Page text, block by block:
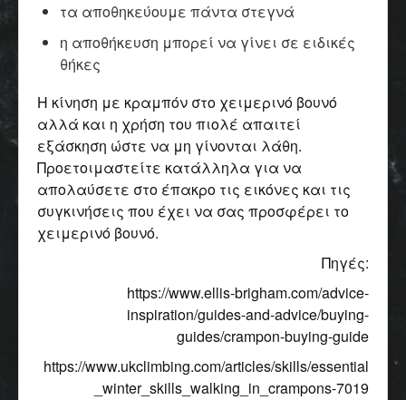
τα αποθηκεύουμε πάντα στεγνά
η αποθήκευση μπορεί να γίνει σε ειδικές
θήκες
Η κίνηση με κραμπόν στο χειμερινό βουνό
αλλά και η χρήση του πιολέ απαιτεί
εξάσκηση ώστε να μη γίνονται λάθη.
Προετοιμαστείτε κατάλληλα για να
απολαύσετε στο έπακρο τις εικόνες και τις
συγκινήσεις που έχει να σας προσφέρει το
χειμερινό βουνό.
Πηγές:
https://www.ellis-brigham.com/advice-
inspiration/guides-and-advice/buying-
guides/crampon-buying-guide
https://www.ukclimbing.com/articles/skills/essential
_winter_skills_walking_in_crampons-7019